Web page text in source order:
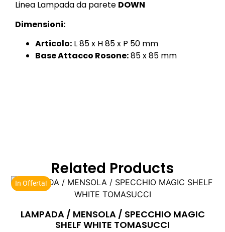
Linea Lampada da parete DOWN
Dimensioni:
Articolo: L 85 x H 85 x P 50 mm
Base Attacco Rosone:85 x 85 mm
Related Products
In Offerta!
LAMPADA / MENSOLA / SPECCHIO MAGIC
SHELF WHITE TOMASUCCI